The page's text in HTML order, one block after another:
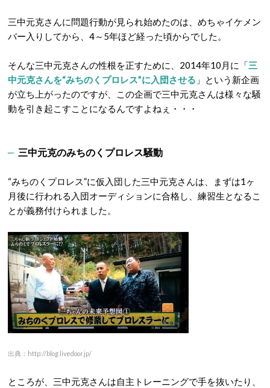
三中元克さんに問題行動が見られ始めたのは、めちゃイケメン
バー入りしてから、4～5年ほど経った頃からでした。
そんな三中元克さんの性根を正すために、2014年10月に「三
中元克さんを“みちのくプロレス”に入団させる 」という新企画
が立ち上がったのですが、この企画で三中元克さんは様々な騒
動を引き起こすことになるんですよねぇ・・・
三中元克のみちのくプロレス騒動
“みちのくプロレス”に仮入団した三中元克さんは、まずは1ヶ
月後に行われる入団オーディションに合格し、練習生となるこ
とが義務付けられました。
出典：http://blog.livedoor.jp/
ところが、三中元克さんは自主トレーニングで手を抜いたり、